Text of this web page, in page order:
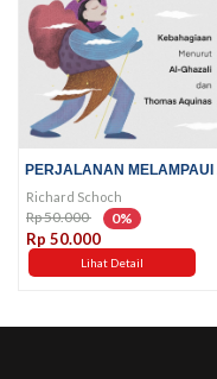
Richard Schoch
Rp 50.000 0%
Rp 50.000
Lihat Detail